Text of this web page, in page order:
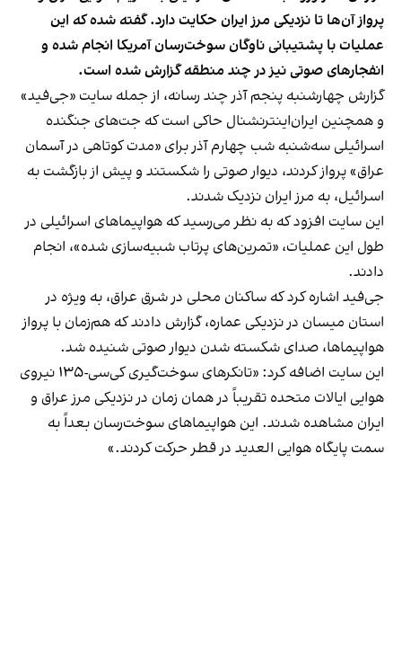
پرواز آن‌ها تا نزدیکی مرز ایران حکایت دارد. گفته شده که این
عملیات با پشتیبانی ناوگان سوخت‌رسان آمریکا انجام شده و
انفجارهای صوتی نیز در چند منطقه گزارش شده است.
گزارش چهارشنبه پنجم آذر چند رسانه‌، از جمله سایت «جی‌فید»
و همچنین ایران‌اینترنشنال حاکی است که جت‌های جنگنده
اسرائیلی سه‌شنبه شب چهارم آذر برای «مدت کوتاهی در آسمان
عراق» پرواز کردند، دیوار صوتی را شکستند و پیش از بازگشت به
اسرائیل، به مرز ایران نزدیک شدند.
این سایت افزود که به نظر می‌رسید که هواپیماهای اسرائیلی در
طول این عملیات، «تمرین‌های پرتاب شبیه‌سازی شده»، انجام
دادند.
جی‌فید اشاره کرد که ساکنان محلی در شرق عراق، به ویژه در
استان میسان در نزدیکی عماره، گزارش دادند که هم‌زمان با پرواز
هواپیماها، صدای شکسته شدن دیوار صوتی شنیده شد.
این سایت اضافه کرد: «تانکرهای سوخت‌گیری کی‌سی-۱۳۵ نیروی
هوایی ایالات متحده تقریباً در همان زمان در نزدیکی مرز عراق و
ایران مشاهده شدند. این هواپیماهای سوخت‌رسان بعداً به
سمت پایگاه هوایی العدید در قطر حرکت کردند.»